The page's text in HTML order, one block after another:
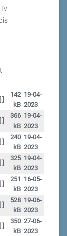
IV
142
kB
19-04-
2023
366
kB
19-04-
2023
240
kB
19-04-
2023
325
kB
19-04-
2023
251
kB
16-05-
2023
528
kB
19-06-
2023
350
kB
27-06-
2023